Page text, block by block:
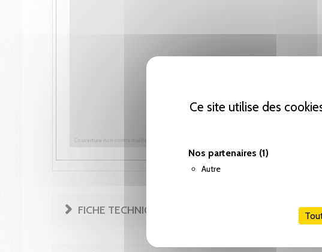
Ce site utilise des
Nos partenaires (1)
Autre
FICHE TECHNIQUE